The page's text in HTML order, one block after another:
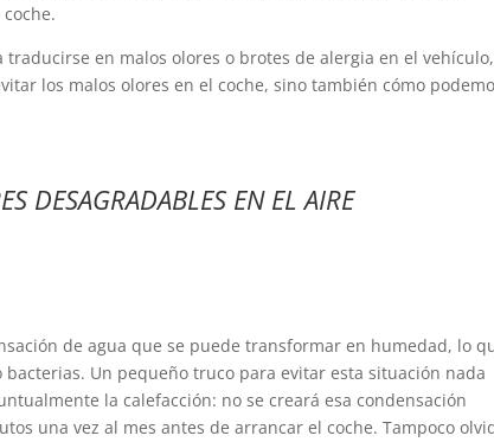
traducirse en malos olores o brotes de alergia en el
los malos olores en el coche, sino también cómo
DESAGRADABLES EN EL AIRE
de agua que se puede transformar en humedad, lo
Un pequeño truco para evitar esta situación nada
la calefacción: no se creará esa condensación
una vez al mes antes de arrancar el coche. Tampoco